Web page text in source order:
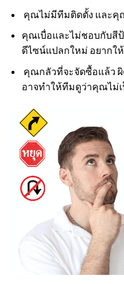
คุณไม่มีทีมติดตั้ง และคุ
คุณเบื่อและไม่ชอบกับสี
ดีไซน์แปลกใหม่ อยากใ
คุณกลัวที่จะจัดซื้อแล้ว ผิ
อาจทำให้ทีมดูว่าคุณไม่